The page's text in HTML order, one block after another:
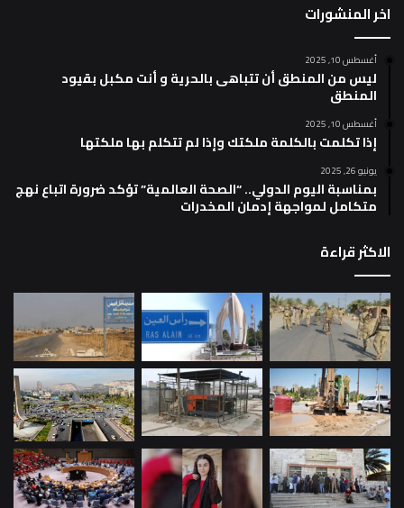
اخر المنشورات
أغسطس 10, 2025
ليس من المنطق أن تتباهى بالحرية و أنت مكبل بقيود
المنطق
أغسطس 10, 2025
إذا تكلمت بالكلمة ملكتك وإذا لم تتكلم بها ملكتها
يونيو 26, 2025
بمناسبة اليوم الدولي.. “الصحة العالمية” تؤكد ضرورة اتباع نهج
متكامل لمواجهة إدمان المخدرات
الاكثر قراءة